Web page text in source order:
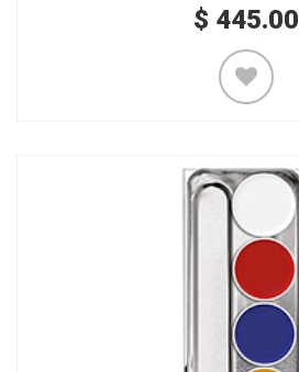
$ 445.00